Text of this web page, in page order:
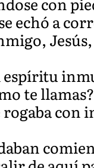
echó a
te
con